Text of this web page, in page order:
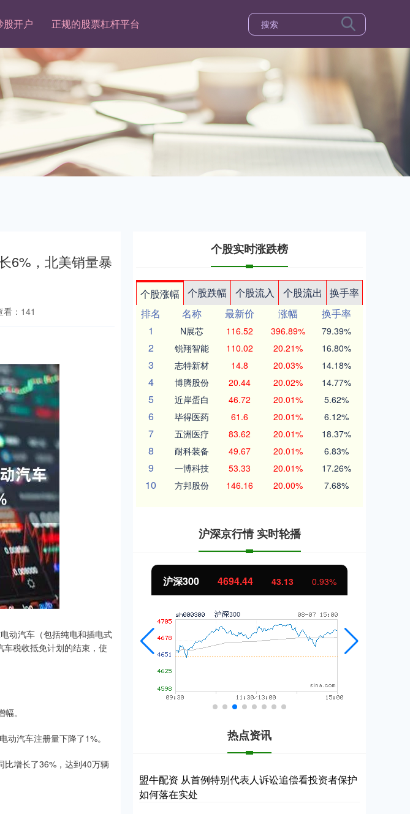
股开户 正规的股票杠杆平台
6%，北美销量暴
看：141
动汽车（包括纯电和插电式
税收抵免计划的结束，使
。
汽车注册量下降了1%。
增长了36%，达到40万辆
个股实时涨跌榜
个股涨幅 个股跌幅 个股流入 个股流出
换手率
排名
名称 最新价 涨幅
换手率
1
N展芯 116.52 396.89% 79.39%
2 锐翔智能 110.02 20.21% 16.80%
3 志特新材 14.8 20.03% 14.18%
4 博腾股份 20.44 20.02% 14.77%
5 近岸蛋白 46.72 20.01% 5.62%
6 毕得医药 61.6 20.01% 6.12%
7 五洲医疗 83.62 20.01% 18.37%
8 耐科装备 49.67 20.01% 6.83%
9 一博科技 53.33 20.01% 17.26%
10 方邦股份 146.16 20.00% 7.68%
沪深京行情 实时轮播
43.13 北证50 1134.24 11.37 1.01%
热点资讯
盟牛配资 从首例特别代表人诉讼追偿看投资者保护
如何落在实处